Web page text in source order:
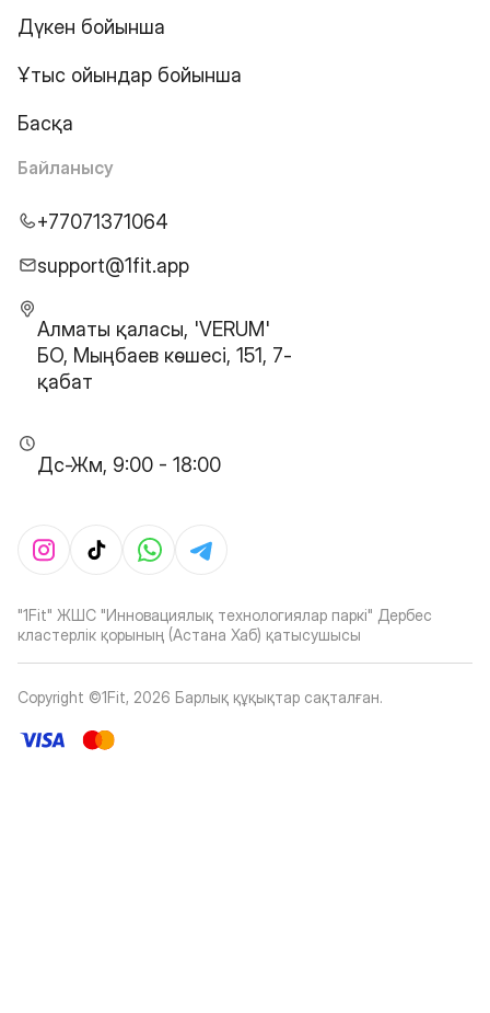
Дүкен бойынша
Ұтыс ойындар бойынша
Басқа
Байланысу
+77071371064
support@1fit.app
Алматы қаласы, 'VERUM'
БО, Мыңбаев көшесі, 151, 7-
қабат
Дс-Жм, 9:00 - 18:00
"1Fit" ЖШС "Инновациялық технологиялар паркі" Дербес
кластерлік қорының (Астана Хаб) қатысушысы
Copyright ©1Fit, 2026 Барлық құқықтар сақталған.